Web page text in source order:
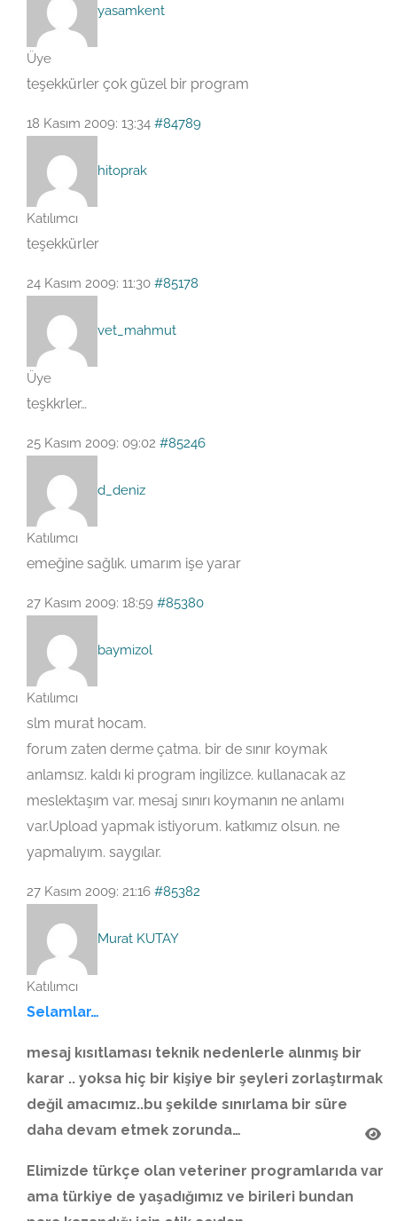
yasamkent
Üye
teşekkürler çok güzel bir program
18 Kasım 2009: 13:34 #84789
hitoprak
Katılımcı
teşekkürler
24 Kasım 2009: 11:30 #85178
vet_mahmut
Üye
teşkkrler…
25 Kasım 2009: 09:02 #85246
d_deniz
Katılımcı
emeğine sağlık. umarım işe yarar
27 Kasım 2009: 18:59 #85380
baymizol
Katılımcı
slm murat hocam.
forum zaten derme çatma. bir de sınır koymak
anlamsız. kaldı ki program ingilizce. kullanacak az
meslektaşım var. mesaj sınırı koymanın ne anlamı
var.Upload yapmak istiyorum. katkımız olsun. ne
yapmalıyım. saygılar.
27 Kasım 2009: 21:16 #85382
Murat KUTAY
Katılımcı
Selamlar…
mesaj kısıtlaması teknik nedenlerle alınmış bir
karar .. yoksa hiç bir kişiye bir şeyleri zorlaştırmak
değil amacımız..bu şekilde sınırlama bir süre
daha devam etmek zorunda…
Elimizde türkçe olan veteriner programlarıda var
ama türkiye de yaşadığımız ve birileri bundan